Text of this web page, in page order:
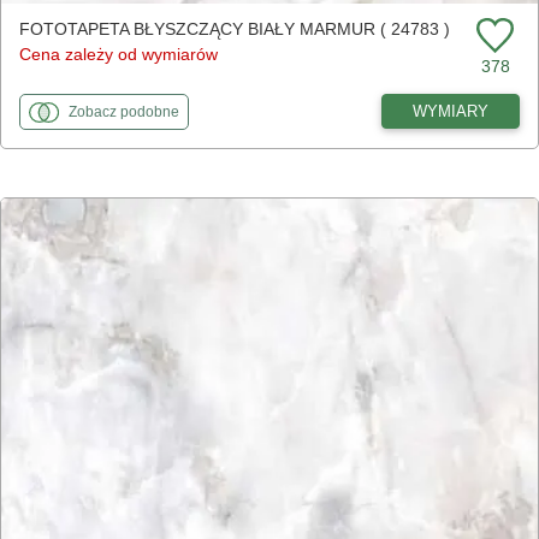
FOTOTAPETA BŁYSZCZĄCY BIAŁY MARMUR ( 24783 )
Cena zależy od wymiarów
378
Zobaczfototapety
podobnedo Błyszczący biały marmur WYMIARY